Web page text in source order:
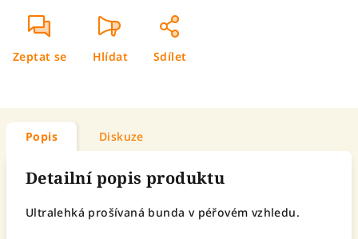
Zeptat se Hlídat Sdílet
Popis Diskuze
Detailní popis produktu
Ultralehká prošívaná bunda v péřovém vzhledu.